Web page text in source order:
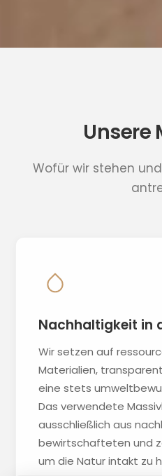
Unsere
Wofür wir stehen
Nachhaltigkeit in
Wir setzen auf
Materialien,
eine stets
Das verwendete
ausschließlich aus
bewirtschafteten und
um die Natur intakt zu